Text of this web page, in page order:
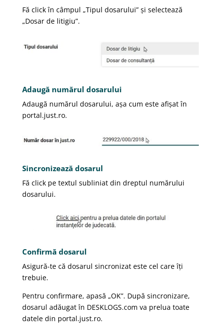
Fă click în câmpul „Tipul dosarului” și selectează
„Dosar de litigiu”.
Adaugă numărul dosarului
Adaugă numărul dosarului, așa cum este afișat în
portal.just.ro.
Sincronizează dosarul
Fă click pe textul subliniat din dreptul numărului
dosarului.
Confirmă dosarul
Asigură-te că dosarul sincronizat este cel care îți
trebuie.
Pentru confirmare, apasă „OK”. După sincronizare,
dosarul adăugat în DESKLOGS.com va prelua toate
datele din portal.just.ro.